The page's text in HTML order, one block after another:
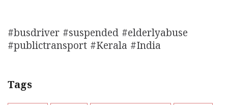
#busdriver #suspended #elderlyabuse
#publictransport #Kerala #India
Tags